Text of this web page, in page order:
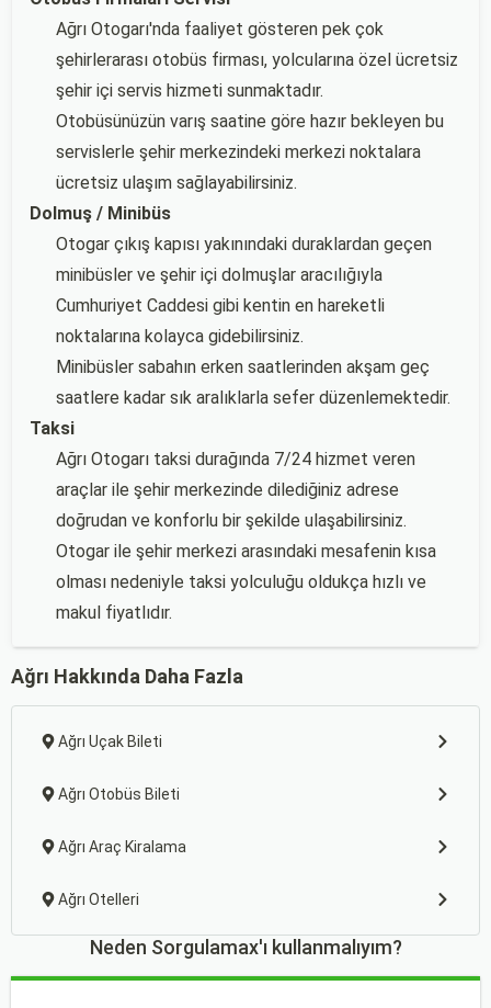
Ağrı Otogarı'nda faaliyet gösteren pek çok
şehirlerarası otobüs firması, yolcularına özel ücretsiz
şehir içi servis hizmeti sunmaktadır.
Otobüsünüzün varış saatine göre hazır bekleyen bu
servislerle şehir merkezindeki merkezi noktalara
ücretsiz ulaşım sağlayabilirsiniz.
Dolmuş / Minibüs
Otogar çıkış kapısı yakınındaki duraklardan geçen
minibüsler ve şehir içi dolmuşlar aracılığıyla
Cumhuriyet Caddesi gibi kentin en hareketli
noktalarına kolayca gidebilirsiniz.
Minibüsler sabahın erken saatlerinden akşam geç
saatlere kadar sık aralıklarla sefer düzenlemektedir.
Taksi
Ağrı Otogarı taksi durağında 7/24 hizmet veren
araçlar ile şehir merkezinde dilediğiniz adrese
doğrudan ve konforlu bir şekilde ulaşabilirsiniz.
Otogar ile şehir merkezi arasındaki mesafenin kısa
olması nedeniyle taksi yolculuğu oldukça hızlı ve
makul fiyatlıdır.
Ağrı Hakkında Daha Fazla
Ağrı Uçak Bileti
Ağrı Otobüs Bileti
Ağrı Araç Kiralama
Ağrı Otelleri
Neden Sorgulamax'ı kullanmalıyım?